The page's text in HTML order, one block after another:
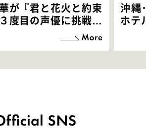
が『君と花火と約束
度目の声優に挑戦！
魔させてもらっている
すが､お芝居に没頭で
沖縄
ホテ